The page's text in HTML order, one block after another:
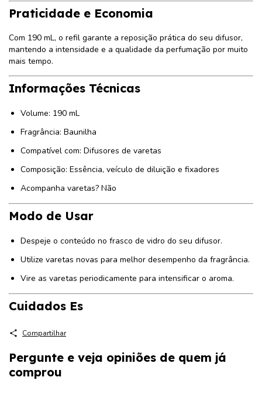
Praticidade e Economia
Com 190 mL, o refil garante a reposição prática do seu difusor,
mantendo a intensidade e a qualidade da perfumação por muito
mais tempo.
Informações Técnicas
Volume: 190 mL
Fragrância: Baunilha
Compatível com: Difusores de varetas
Composição: Essência, veículo de diluição e fixadores
Acompanha varetas? Não
Modo de Usar
Despeje o conteúdo no frasco de vidro do seu difusor.
Utilize varetas novas para melhor desempenho da fragrância.
Vire as varetas periodicamente para intensificar o aroma.
Cuidados Es
Compartilhar
Pergunte e veja opiniões de quem já
comprou